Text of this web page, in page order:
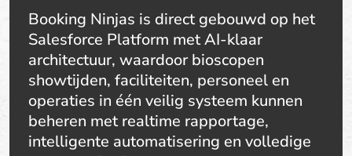
Booking Ninjas is direct gebouwd op het
Salesforce Platform met AI-klaar
architectuur, waardoor bioscopen
showtijden, faciliteiten, personeel en
operaties in één veilig systeem kunnen
beheren met realtime rapportage,
intelligente automatisering en volledige